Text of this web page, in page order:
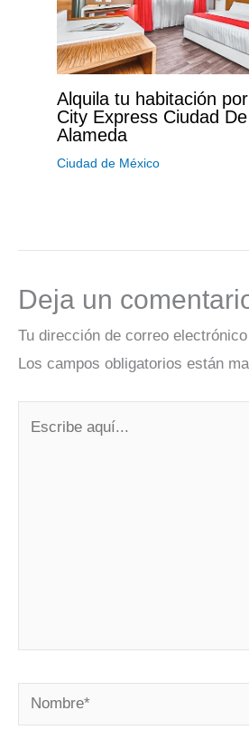
Alquila tu habitación
City Express Ciudad
Alameda
Ciudad de México
Deja un
Tu dirección de correo
Los campos obligatorios están
Nombre*